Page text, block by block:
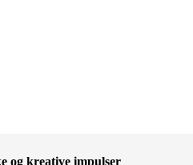
og kreative impulser